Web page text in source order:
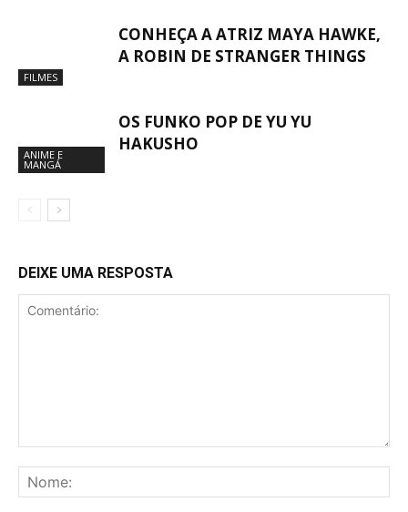
FILMES
CONHEÇA A ATRIZ MAYA HAWKE,
A ROBIN DE STRANGER THINGS
ANIME E
MANGÁ
OS FUNKO POP DE YU YU
HAKUSHO
DEIXE UMA RESPOSTA